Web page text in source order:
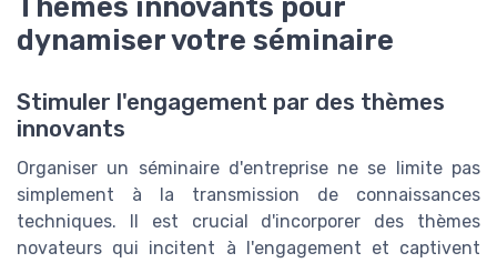
Thèmes innovants pour
dynamiser votre séminaire
Stimuler l'engagement par des thèmes
innovants
Organiser un séminaire d'entreprise ne se limite pas
simplement à la transmission de connaissances
techniques. Il est crucial d'incorporer des thèmes
novateurs qui incitent à l'engagement et captivent